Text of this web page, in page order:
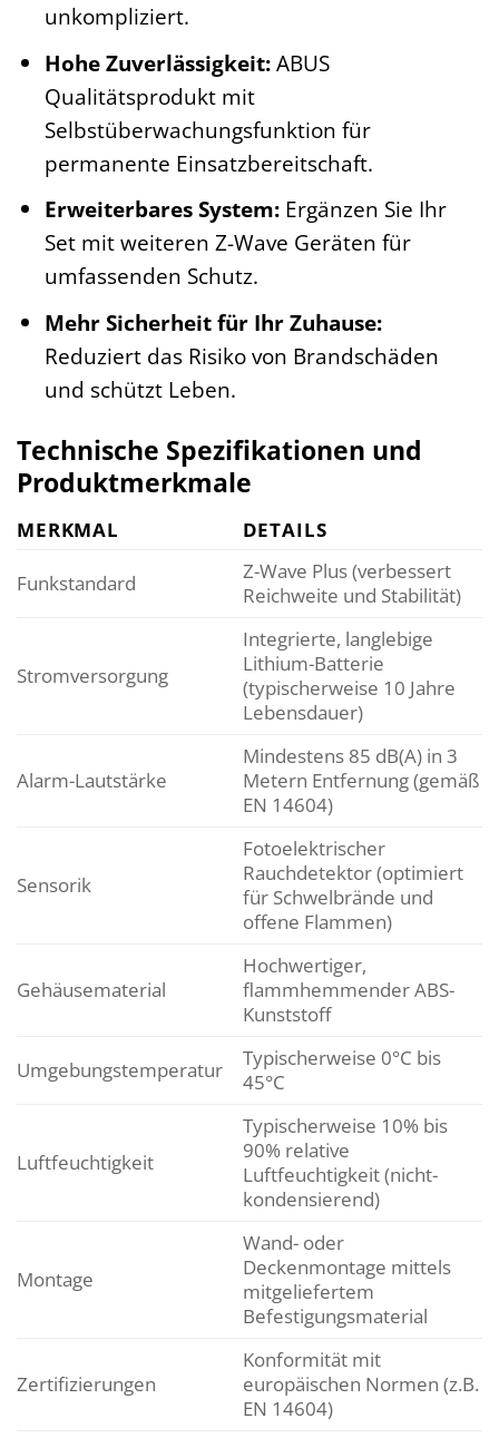
unkompliziert.
Hohe Zuverlässigkeit:ABUS
Qualitätsprodukt mit
Selbstüberwachungsfunktion für
permanente Einsatzbereitschaft.
Erweiterbares System:Ergänzen Sie Ihr
Set mit weiteren Z-Wave Geräten für
umfassenden Schutz.
Mehr Sicherheit für Ihr Zuhause:
Reduziert das Risiko von Brandschäden
und schützt Leben.
Technische Spezifikationen und
Produktmerkmale
MERKMAL DETAILS
Funkstandard
Z-Wave Plus (verbessert
Reichweite und Stabilität)
Stromversorgung
Integrierte, langlebige
Lithium-Batterie
(typischerweise 10 Jahre
Lebensdauer)
Alarm-Lautstärke
Mindestens 85 dB(A) in 3
Metern Entfernung (gemäß
EN 14604)
Sensorik
Fotoelektrischer
Rauchdetektor (optimiert
für Schwelbrände und
offene Flammen)
Gehäusematerial
Hochwertiger,
flammhemmender ABS-
Kunststoff
Umgebungstemperatur
Typischerweise 0°C bis
45°C
Luftfeuchtigkeit
Typischerweise 10% bis
90% relative
Luftfeuchtigkeit (nicht-
kondensierend)
Montage
Wand- oder
Deckenmontage mittels
mitgeliefertem
Befestigungsmaterial
Zertifizierungen
Konformität mit
europäischen Normen (z.B.
EN 14604)